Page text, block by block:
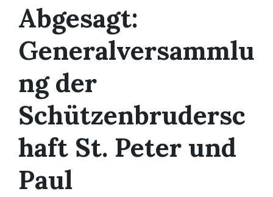
Abgesagt:
Generalversammlu
ng der
Schützenbrudersc
haft St. Peter und
Paul